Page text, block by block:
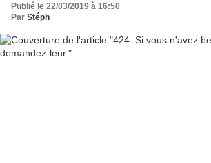
Publié le 22/03/2019 à 16:50
Par Stéph